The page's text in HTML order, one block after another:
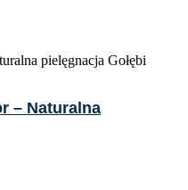
– Naturalna